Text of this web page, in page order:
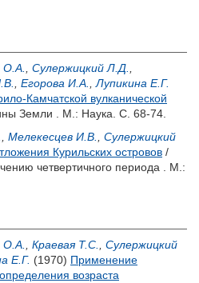
О.А. Сулержицкий Л.Д.
Егорова И.А.
Лупикина Е.Г.
Камчатской вулканической
Земли . М.: Наука. С. 68-74.
Мелекесцев И.В.
Сулержицкий
Курильских островов /
четвертичного периода . М.:
О.А. Краевая Т.С.
Сулержицкий
Е.Г. (1970) Применение
возраста